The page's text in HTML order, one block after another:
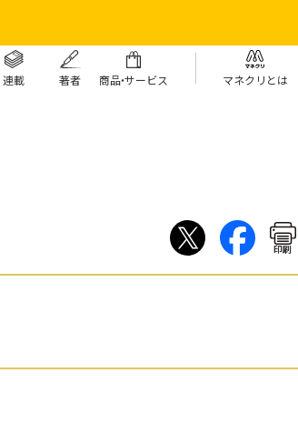
連載 著者 商品・サービス マネクリとは
印刷